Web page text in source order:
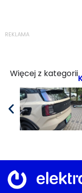
REKLAMA
Więcej z kategorii